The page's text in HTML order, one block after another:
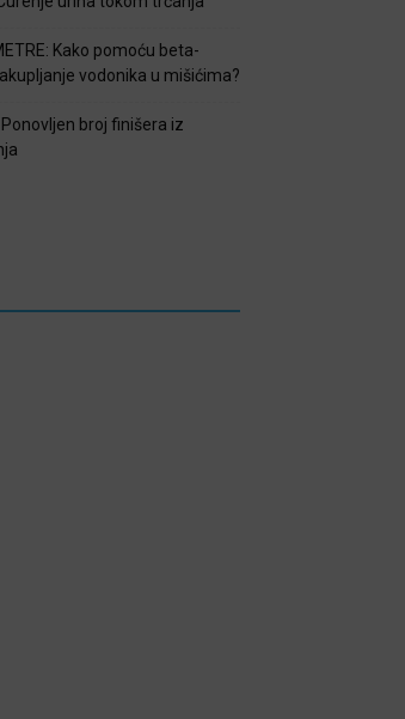
Kako pomoću beta-
vodonika u mišićima?
Ponovljen broj finišera iz